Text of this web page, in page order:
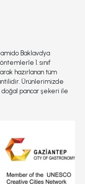
Baklava'ya
1. sınıf
hazırlanan tüm
Ürünlerimizde
doğal pancar şekeri ile